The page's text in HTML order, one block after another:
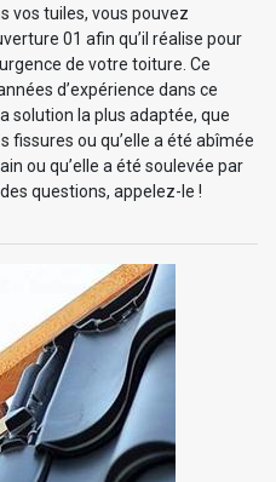
vos tuiles, vous pouvez
01 afin qu’il réalise pour
de votre toiture. Ce
d’expérience dans ce
solution la plus adaptée, que
ou qu’elle a été abîmée
ou qu’elle a été soulevée par
questions, appelez-le !